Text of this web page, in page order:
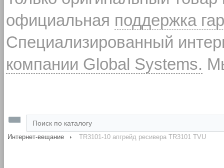
официальная поддержка
Специализированный
компании Global Systems.
Интернет-вещание TR3101-10 апгрейд ресивера TR3101 TVU